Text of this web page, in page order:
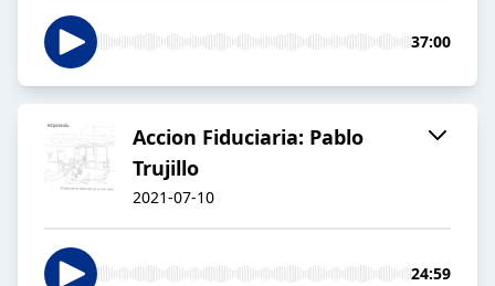
37:00
Accion Fiduciaria: Pablo
Trujillo
2021-07-10
24:59